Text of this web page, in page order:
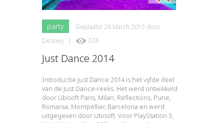
party Geplaatst26 March 2015 door
Desney
| 326
Just Dance 2014
Introductie Just Dance 2014 is het vijfde deel
van de Just Dance-reeks. Het werd ontwikkeld
door Ubisoft Paris, Milan, Reflections, Pune,
Romania, Montpellier, Barcelona en werd
uitgegeven door Ubisoft. Voor PlayStation 3,